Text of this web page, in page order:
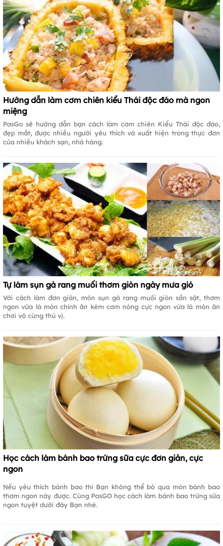
Hướng dẫn làm cơm chiên kiểu Thái độc đáo mà ngon
miệng
PasGo sẽ hướng dẫn bạn cách làm cơm chiên Kiểu Thái độc đáo,
đẹp mắt, được nhiều người yêu thích và xuất hiện trong thực đơn
của nhiều khách sạn, nhà hàng.
Tự làm sụn gà rang muối thơm giòn ngày mưa gió
Với cách làm đơn giản, món sụn gà rang muối giòn sần sật, thơm
ngon vừa là món chính ăn kèm cơm nóng cực ngon vừa là món ăn
chơi vô cùng thú vị.
Học cách làm bánh bao trứng sữa cực đơn giản, cực
ngon
Nếu yêu thích bánh bao thì Bạn không thể bỏ qua món bánh bao
thơm ngon này được. Cùng PasGO học cách làm bánh bao trứng sữa
ngon tuyệt dưới đây Bạn nhé.